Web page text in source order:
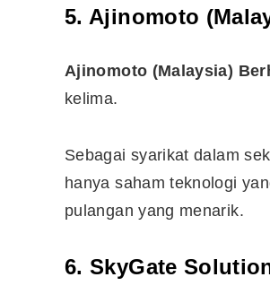
5. Ajinomoto
Ajinomoto (Malaysia)
kelima.
Sebagai syarikat dalam
hanya saham teknologi
pulangan yang menarik.
6. SkyGate